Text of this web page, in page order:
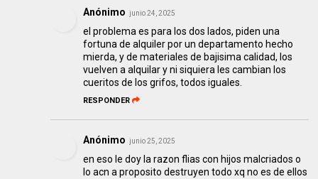
Anónimo junio 24, 2025
el problema es para los dos lados, piden una
fortuna de alquiler por un departamento hecho
mierda, y de materiales de bajisima calidad, los
vuelven a alquilar y ni siquiera les cambian los
cueritos de los grifos, todos iguales.
RESPONDER
Anónimo junio 25, 2025
en eso le doy la razon flias con hijos malcriados o
lo acn a proposito destruyen todo xq no es de ellos